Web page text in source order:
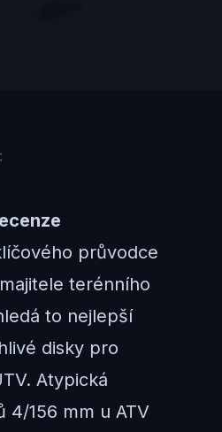
průvodce
terénního
to nejlepší
disky pro
Atypická
4/156 mm u ATV